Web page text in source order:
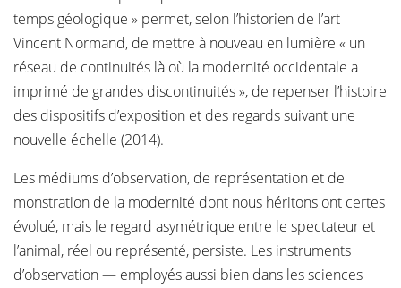
temps géologique » permet, selon l’historien de l’art
Vincent Normand, de mettre à nouveau en lumière « un
réseau de continuités là où la modernité occidentale a
imprimé de grandes discontinuités », de repenser l’histoire
des dispositifs d’exposition et des regards suivant une
nouvelle échelle (2014).
Les médiums d’observation, de représentation et de
monstration de la modernité dont nous héritons ont certes
évolué, mais le regard asymétrique entre le spectateur et
l’animal, réel ou représenté, persiste. Les instruments
d’observation — employés aussi bien dans les sciences